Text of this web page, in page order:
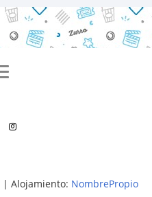
| Alojamiento: NombrePropio